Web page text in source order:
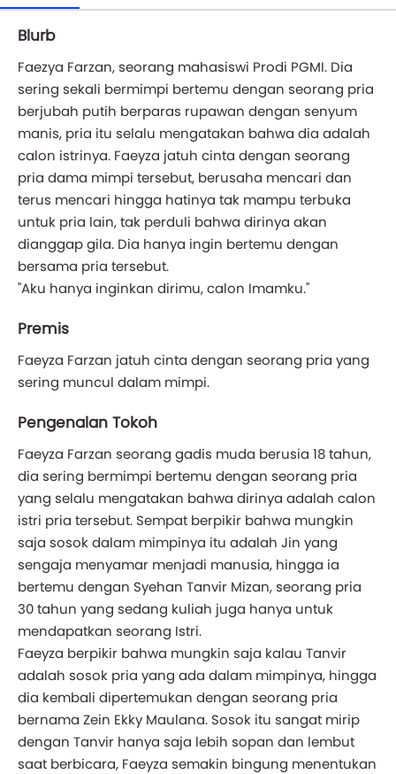
Blurb
Faezya Farzan, seorang mahasiswi Prodi PGMI. Dia
sering sekali bermimpi bertemu dengan seorang pria
berjubah putih berparas rupawan dengan senyum
manis, pria itu selalu mengatakan bahwa dia adalah
calon istrinya. Faeyza jatuh cinta dengan seorang
pria dama mimpi tersebut, berusaha mencari dan
terus mencari hingga hatinya tak mampu terbuka
untuk pria lain, tak perduli bahwa dirinya akan
dianggap gila. Dia hanya ingin bertemu dengan
bersama pria tersebut.
"Aku hanya inginkan dirimu, calon Imamku."
Premis
Faeyza Farzan jatuh cinta dengan seorang pria yang
sering muncul dalam mimpi.
Pengenalan Tokoh
Faeyza Farzan seorang gadis muda berusia 18 tahun,
dia sering bermimpi bertemu dengan seorang pria
yang selalu mengatakan bahwa dirinya adalah calon
istri pria tersebut. Sempat berpikir bahwa mungkin
saja sosok dalam mimpinya itu adalah Jin yang
sengaja menyamar menjadi manusia, hingga ia
bertemu dengan Syehan Tanvir Mizan, seorang pria
30 tahun yang sedang kuliah juga hanya untuk
mendapatkan seorang Istri.
Faeyza berpikir bahwa mungkin saja kalau Tanvir
adalah sosok pria yang ada dalam mimpinya, hingga
dia kembali dipertemukan dengan seorang pria
bernama Zein Ekky Maulana. Sosok itu sangat mirip
dengan Tanvir hanya saja lebih sopan dan lembut
saat berbicara, Faeyza semakin bingung menentukan